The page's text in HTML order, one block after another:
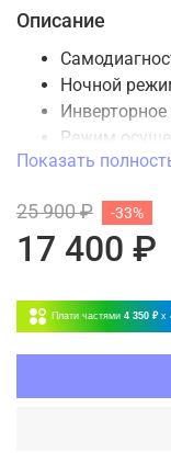
Описание
Ночной
Режим
Таймер
Режим
Авторестарт
жалюзи.
Показать
25 900 ₽
17 400 ₽
-33%
Плати частями 4 350 ₽ x